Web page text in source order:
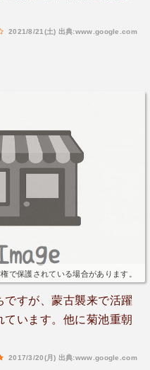
2021/8/21(土) 出典:www.google.com
で保護されている場合があります。
すが、蒙古襲来で活躍
ています。他に菊池重朝
2017/3/20(月) 出典:www.google.com